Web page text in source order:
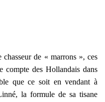
de « mar­rons », ces
compte des Hol­lan­dais dans
que ce soit en ven­dant à
la for­mule de sa tisane